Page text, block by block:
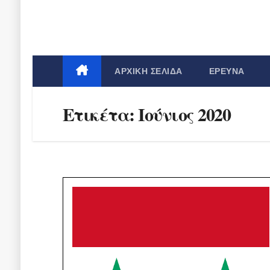
ΑΡΧΙΚΉ ΣΕΛΊΔΑ ΈΡΕΥΝΑ
Ετικέτα:Ιούνιος 2020